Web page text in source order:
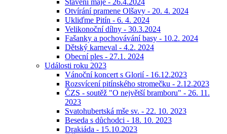
Stavění máje - 26.4.2024
Otvírání pramene Olšavy - 20. 4. 2024
Ukliďme Pitín - 6. 4. 2024
Velikonoční dílny - 30.3.2024
Fašanky a pochovávání basy - 10.2. 2024
Dětský karneval - 4.2. 2024
Obecní ples - 27.1. 2024
Události roku 2023
Vánoční koncert s Glorií - 16.12.2023
Rozsvícení pitínského stromečku - 2.12.2023
ČZS - soutěž "O největší bramboru" - 26. 11.
2023
Svatohubertská mše sv. - 22. 10. 2023
Beseda s důchodci - 18. 10. 2023
Drakiáda - 15.10.2023